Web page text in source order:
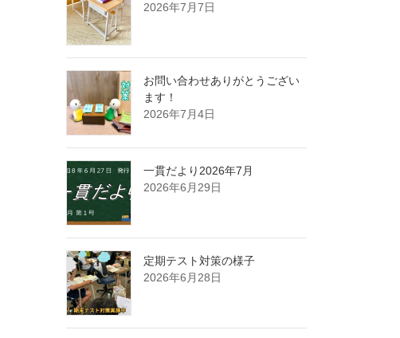
2026年7月7日
お問い合わせありがとうござい
ます！
2026年7月4日
一貫だより2026年7月
2026年6月29日
定期テスト対策の様子
2026年6月28日